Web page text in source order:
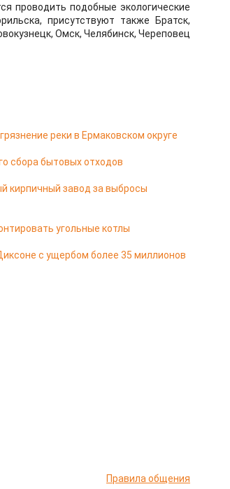
проводить подобные экологические
присутствуют также Братск,
Омск, Челябинск, Череповец
реки в Ермаковском округе
сбора бытовых отходов
кирпичный завод за выбросы
угольные котлы
с ущербом более 35 миллионов
Правила общения